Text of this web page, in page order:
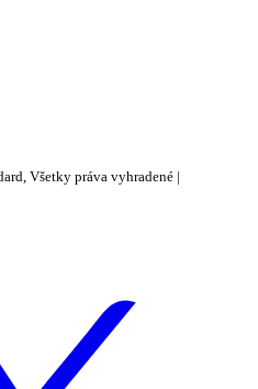
Všetky práva vyhradené |